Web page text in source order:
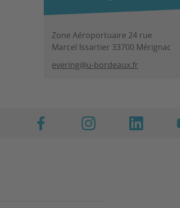
Zone Aéroportuaire 24 rue
Marcel Issartier 33700 Mérignac
evering@u-bordeaux.fr